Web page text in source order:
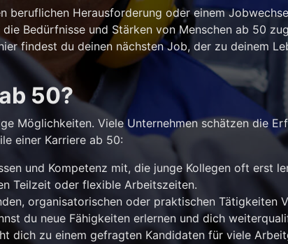
beruflichen Herausforderung oder einem
Bedürfnisse und Stärken von Menschen ab 50
findest du deinen nächsten Job, der zu deinem
50?
Möglichkeiten. Viele Unternehmen schätzen die
einer Karriere ab 50:
und Kompetenz mit, die junge Kollegen oft erst
Teilzeit oder flexible Arbeitszeiten.
organisatorischen oder praktischen Tätigkeiten
du neue Fähigkeiten erlernen und dich
dich zu einem gefragten Kandidaten für viele